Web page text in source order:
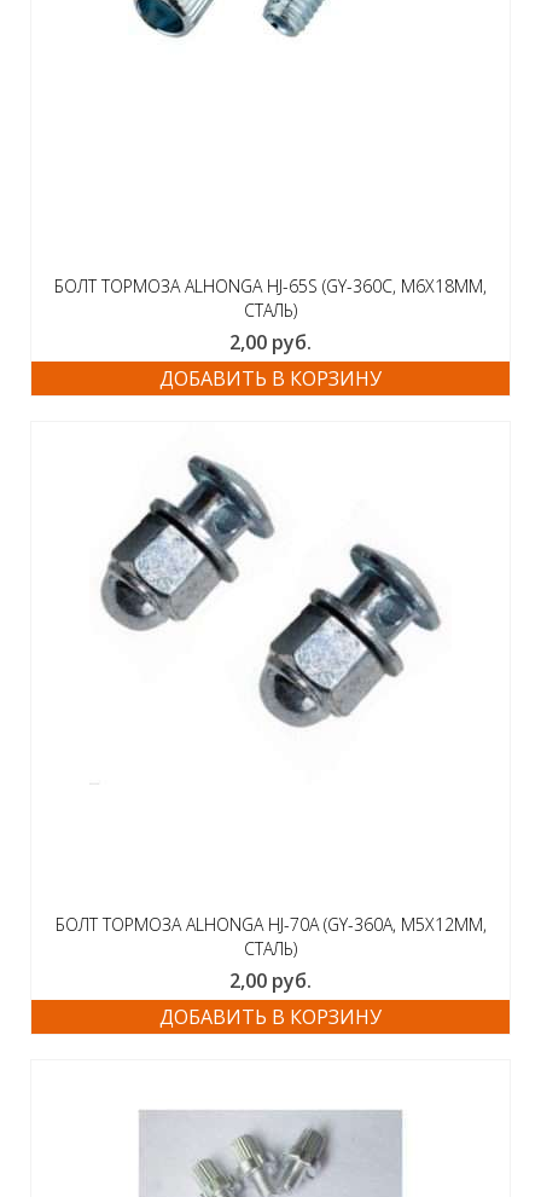
БОЛТ ТОРМОЗА ALHONGA HJ-65S (GY-360C, M6X18ММ,
СТАЛЬ)
2,00 руб.
ДОБАВИТЬ В КОРЗИНУ
БОЛТ ТОРМОЗА ALHONGA HJ-70A (GY-360A, M5X12ММ,
СТАЛЬ)
2,00 руб.
ДОБАВИТЬ В КОРЗИНУ